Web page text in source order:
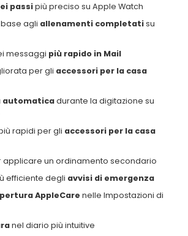
passipiù preciso su Apple Watch
agli allenamenti completatisu
messaggi più rapido in Mail
per gli accessori per la casa
automaticadurante la digitazione su
rapidi per gli accessori per la casa
applicare un ordinamento secondario
efficiente degli avvisi di emergenza
AppleCare nelle Impostazioni di
nel diario più intuitive